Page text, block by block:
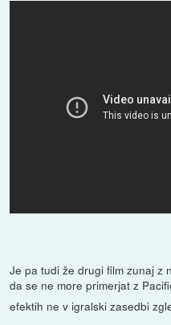
Je pa tudi že drugi film zunaj z
da se ne more primerjat z
efektih ne v igralski zasedbi